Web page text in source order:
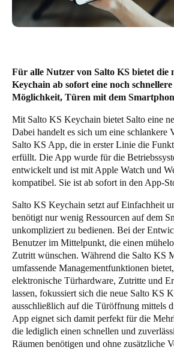
United Kingdom
English
English
France
Français
Netherlands
English
FrançaisNederlandsEnglish
Spain
Español
Portugal
Português
Italy
Italiano
Für alle Nutzer von Salto KS bietet die
Keychain ab sofort eine noch
Möglichkeit, Türen mit dem
Mit Salto KS Keychain bietet Salto eine
Dabei handelt es sich um eine schlankere
Salto KS App, die in erster Linie die
erfüllt. Die App wurde für die
entwickelt und ist mit Apple Watch und
kompatibel. Sie ist ab sofort in den App-
Salto KS Keychain setzt auf Einfachheit
benötigt nur wenig Ressourcen auf dem
unkompliziert zu bedienen. Bei der
Benutzer im Mittelpunkt, die einen
Zutritt wünschen. Während die Salto KS
umfassende Managementfunktionen
elektronische Türhardware, Zutritte und
lassen, fokussiert sich die neue Salto KS
ausschließlich auf die Türöffnung mittels
App eignet sich damit perfekt für die
die lediglich einen schnellen und
Räumen benötigen und ohne zusätzliche